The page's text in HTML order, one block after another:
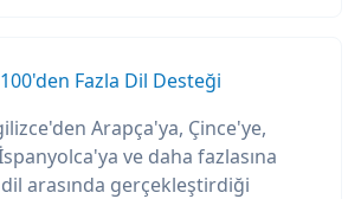
100'den Fazla Dil Desteği
Arapça'ya, Çince'ye,
ve daha fazlasına
arasında gerçekleştirdiği